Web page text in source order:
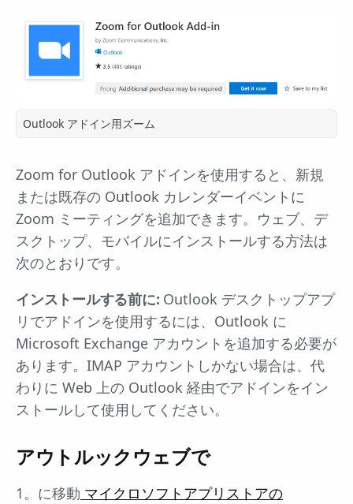
Outlook アドイン用ズーム
Zoom for Outlook アドインを使用すると、新規
または既存の Outlook カレンダーイベントに
Zoom ミーティングを追加できます。ウェブ、デ
スクトップ、モバイルにインストールする方法は
次のとおりです。
インストールする前に: Outlook デスクトップアプ
リでアドインを使用するには、Outlook に
Microsoft Exchange アカウントを追加する必要が
あります。IMAP アカウントしかない場合は、代
わりに Web 上の Outlook 経由でアドインをイン
ストールして使用してください。
アウトルックウェブで
1。に移動 マイクロソフトアプリストアの